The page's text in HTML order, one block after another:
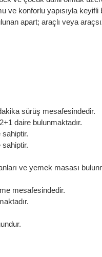
konforlu yapısıyla keyifli
apart; araçlı veya
sürüş mesafesindedir.
daire bulunmaktadır.
ve yemek masası
mesafesindedir.